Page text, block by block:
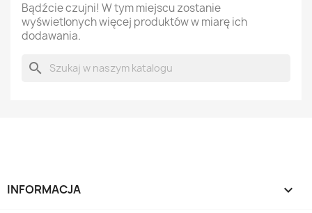
Bądźcie czujni! W tym miejscu zostanie
wyświetlonych więcej produktów w miarę ich
dodawania.
search
INFORMACJA 